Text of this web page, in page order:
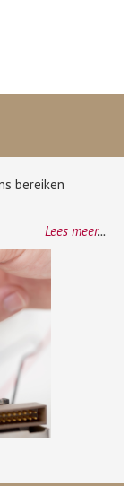
bereiken
Lees meer...